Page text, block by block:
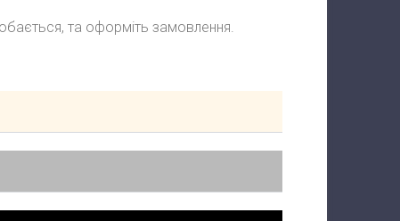
та оформіть замовлення.